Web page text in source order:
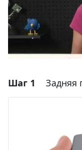
Шаг 1 Задняя